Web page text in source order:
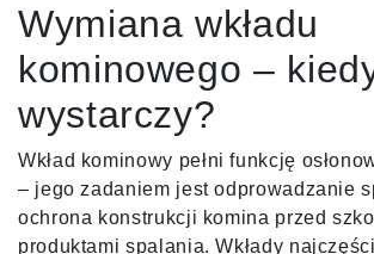
Wymiana wkładu
kominowego –
wystarczy?
Wkład kominowy pełni funkcję
– jego zadaniem jest odprowadzanie
ochrona konstrukcji komina przed
produktami spalania. Wkłady